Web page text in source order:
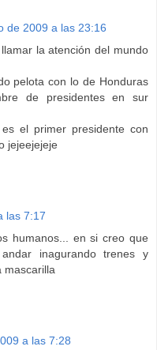
de 2009 a las 23:16
la atención del mundo
pelota con lo de Honduras
de presidentes en sur
el primer presidente con
jejeejejeje
las 7:17
humanos... en si creo que
inagurando trenes y
mascarilla
a las 7:28